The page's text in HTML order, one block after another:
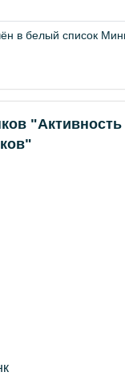
в белый список
"Активность